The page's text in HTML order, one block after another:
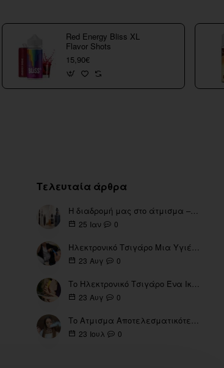
Red Energy Bliss XL
Flavor Shots
15,90€
Τελευταία άρθρα
Η διαδρομή μας στο άτμισμα – Από τα πρώτα eGo έως τη σύγχρονη εποχή
25 Ιαν 0
Ηλεκτρονικό Τσιγάρο Μια Υγιέστερη Επιλογή
23 Αυγ 0
Το Ηλεκτρονικό Τσιγάρο Ένα Ικανό Εργαλείο για τη Διακοπή του Καπνίσματος
23 Αυγ 0
Το Ατμισμα Αποτελεσματικότερο μέσω για την διακοπή Καπνίσματος
23 Ιουλ 0